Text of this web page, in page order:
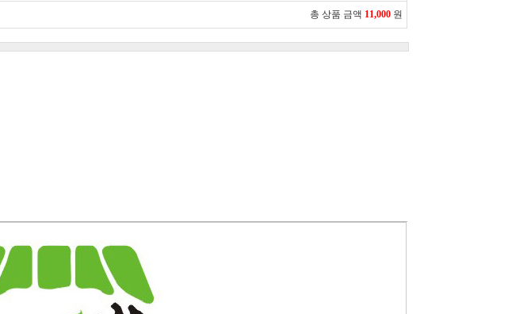
총 상품 금액 11,000 원